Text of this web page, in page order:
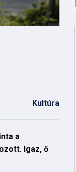
Kultúra
a
Igaz, ő